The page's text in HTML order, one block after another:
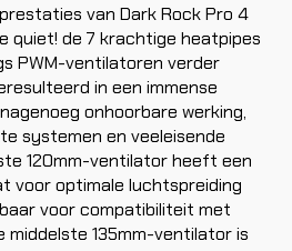
van Dark Rock Pro 4
quiet! de 7 krachtige heatpipes
PWM-ventilatoren verder
in een immense
onhoorbare werking,
systemen en veeleisende
120mm-ventilator heeft een
voor optimale luchtspreiding
voor compatibiliteit met
middelste 135mm-ventilator is